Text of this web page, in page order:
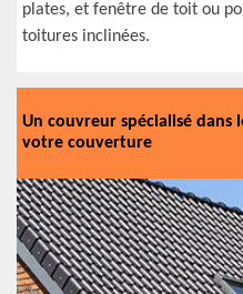
plates, et fenêtre de toit ou
toitures inclinées.
Un couvreur spécialisé dans
votre couverture